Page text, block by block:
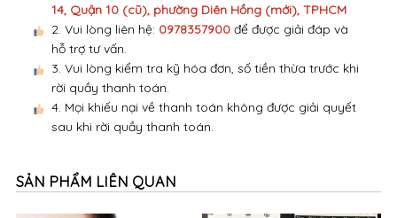
14, Quận 10 (cũ), phường Diên Hồng (mới), TPHCM
2. Vui lòng liên hệ: 0978357900để được giải đáp và
hỗ trợ tư vấn.
3. Vui lòng kiểm tra kỹ hóa đơn, số tiền thừa trước khi
rời quầy thanh toán.
4. Mọi khiếu nại về thanh toán không được giải quyết
sau khi rời quầy thanh toán.
SẢN PHẨM LIÊN QUAN